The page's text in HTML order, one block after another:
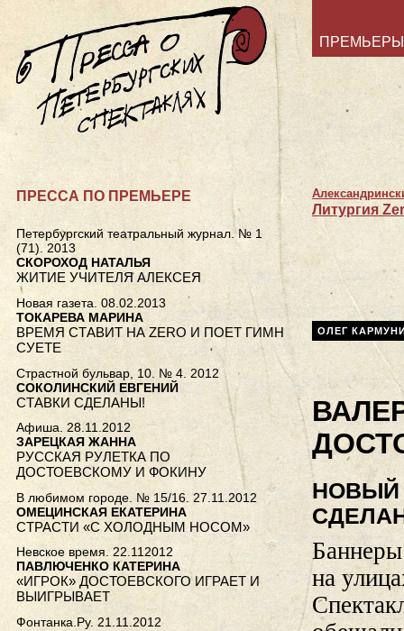
ПРЕМЬЕРЫ
Литургия
ОЛЕГ
НОВЫЙ
на
ПРЕССА ПО ПРЕМЬЕРЕ
Петербургский театральный журнал. № 1
(71). 2013
СКОРОХОД НАТАЛЬЯ
ЖИТИЕ УЧИТЕЛЯ АЛЕКСЕЯ
Новая газета. 08.02.2013
ТОКАРЕВА МАРИНА
ВРЕМЯ СТАВИТ НА ZERO И ПОЕТ ГИМН
СУЕТЕ
Страстной бульвар, 10. № 4. 2012
СОКОЛИНСКИЙ ЕВГЕНИЙ
СТАВКИ СДЕЛАНЫ!
Афиша. 28.11.2012
ЗАРЕЦКАЯ ЖАННА
РУССКАЯ РУЛЕТКА ПО
ДОСТОЕВСКОМУ И ФОКИНУ
В любимом городе. № 15/16. 27.11.2012
ОМЕЦИНСКАЯ ЕКАТЕРИНА
СТРАСТИ «С ХОЛОДНЫМ НОСОМ»
Невское время. 22.112012
ПАВЛЮЧЕНКО КАТЕРИНА
«ИГРОК» ДОСТОЕВСКОГО ИГРАЕТ И
ВЫИГРЫВАЕТ
Фонтанка.Ру. 21.11.2012